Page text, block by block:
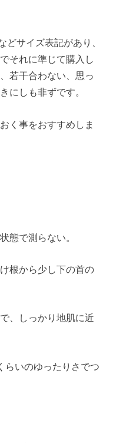
どサイズ表記があり、
それに準じて購入し
若干合わない、思っ
にしも非ずです。
く事をおすすめしま
態で測らない。
根から少し下の首の
、しっかり地肌に近
いのゆったりさでつ